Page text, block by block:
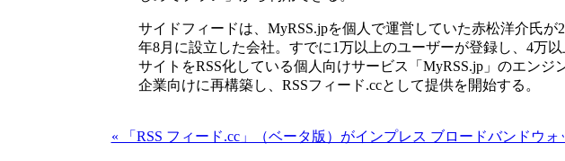
サイドフィードは、MyRSS.jpを個人で運営していた赤松洋介氏が
年8月に設立した会社。すでに1万以上のユーザーが登録し、4万
サイトをRSS化している個人向けサービス「MyRSS.jp」のエンジ
企業向けに再構築し、RSSフィード.ccとして提供を開始する。
« 「RSS フィード.cc」（ベータ版）がインプレス ブロードバンドウ